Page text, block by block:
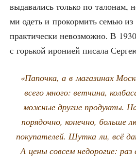
выда­ва­лись толь­ко по тало­нам,
ми одеть и про­кор­мить семью
прак­ти­че­ски невоз­мож­но. В
с горь­кой иро­ни­ей писа­ла
«Папоч­ка, а в мага­зи­нах
все­го мно­го: вет­чи­на,
мож­ные дру­гие про­дук­ты.
поря­доч­но, конеч­но, боль­ше
поку­па­те­лей. Шут­ка ли, всё
А цены совсем недо­ро­гие: